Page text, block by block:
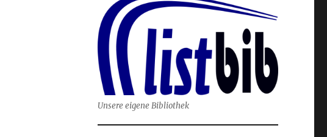
Unsere eigene Bibliothek